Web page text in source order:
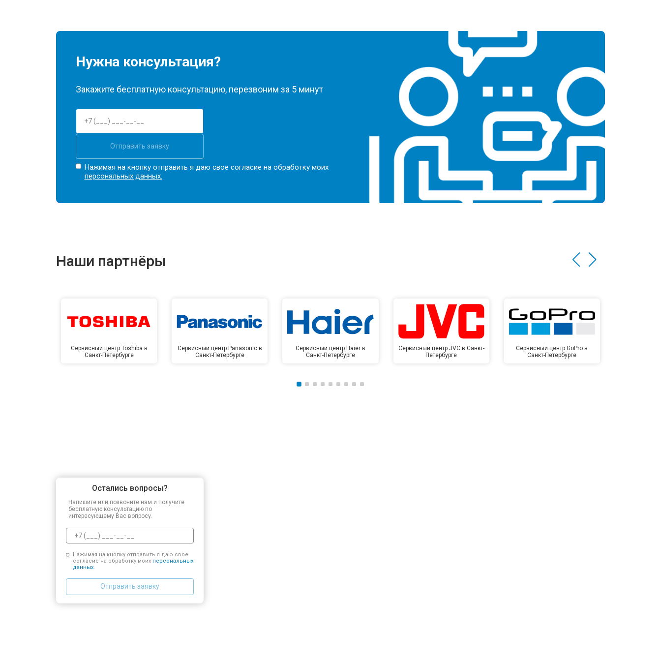
Нужна консультация?
Закажите бесплатную консультацию, перезвоним за 5 минут
Отправить заявку
Нажимая на кнопку отправить я даю свое согласие на обработку моих
персональных данных.
Наши партнёры
Сервисный центр Toshiba в
Санкт-Петербурге
Сервисный центр Panasonic в
Санкт-Петербурге
Сервисный центр Haier в
Санкт-Петербурге
Сервисный центр JVC в Санкт-
Петербурге
Сервисный центр GoPro в
Санкт-Петербурге
Остались вопросы?
Напишите или позвоните нам и получите
бесплатную консультацию по
интересующему Вас вопросу.
Нажимая на кнопку отправить я даю свое
согласие на обработку моих персональных
данных.
Отправить заявку